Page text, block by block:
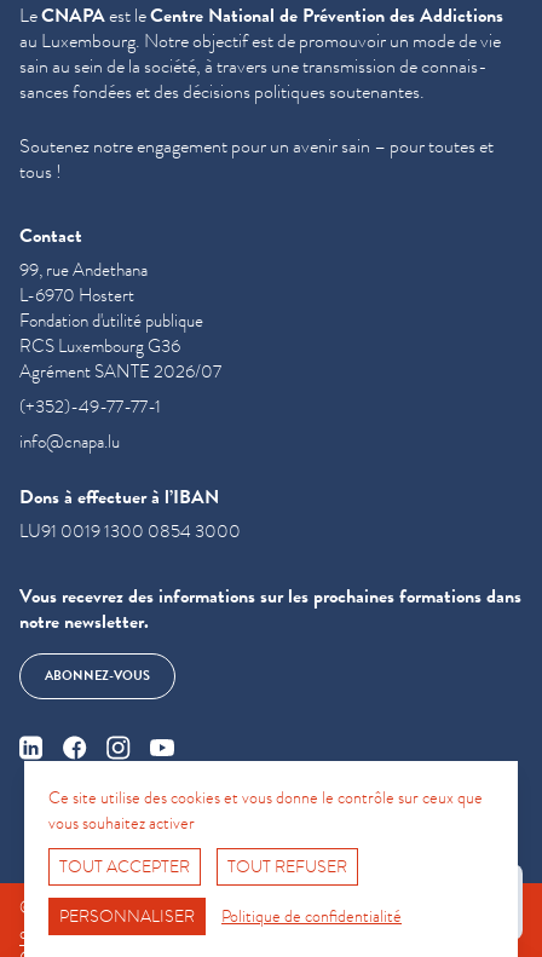
Fro No
Support Hotline
LeCNAPAest leCentre National de Prévention des Addictions
au Luxembourg. Notre objectif est de promouvoir un mode de vie
sain au sein de la société, à travers une trans­mis­sion de con­nais­
sances fondées et des décisions politiques soutenantes.
Soutenez notre engagement pour un avenir sain – pour toutes et
tous !
Contact
99, rue Andethana
L-6970 Hostert
Fondation d'utilité publique
RCS Luxembourg G36
Agrément SANTE 2026/07
(+352)-49-77-77-1
info@cnapa.lu
Dons à effectuer à l’IBAN
LU91 0019 1300 0854 3000
Vous recevrez des informations sur les prochaines formations dans
notre newsletter.
ABONNEZ-VOUS
© CNAPA 2024, all rights reserved |Mentions légales
d'utilisation|Politique de confidentialité
Ce site utilise des cookies et vous donne le contrôle sur ceux que
vous souhaitez activer
TOUT ACCEPTER
TOUT REFUSER
PERSONNALISER Politique de confidentialité